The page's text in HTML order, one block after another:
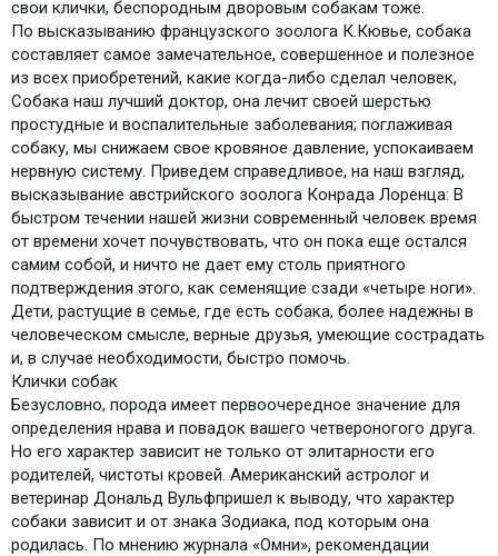
свои клички, беспородным дворовым собакам тоже.
По высказыванию французского зоолога К.Кювье, собака
составляет самое замечательное, совершенное и полезное
из всех приобретений, какие когда-либо сделал человек,
Собака наш лучший доктор, она лечит своей шерстью
простудные и воспалительные заболевания; поглаживая
собаку, мы снижаем свое кровяное давление, успокаиваем
нервную систему. Приведем справедливое, на наш взгляд,
высказывание австрийского зоолога Конрада Лоренца: В
быстром течении нашей жизни современный человек время
от времени хочет почувствовать, что он пока еще остался
самим собой, и ничто не дает ему столь приятного
подтверждения этого, как семенящие сзади «четыре ноги».
Дети, растущие в семье, где есть собака, более надежны в
человеческом смысле, верные друзья, умеющие сострадать
и, в случае необходимости, быстро помочь.
Клички собак
Безусловно, порода имеет первоочередное значение для
определения нрава и повадок вашего четвероногого друга.
Но его характер зависит не только от элитарности его
родителей, чистоты кровей. Американский астролог и
ветеринар Дональд Вульфпришел к выводу, что характер
собаки зависит и от знака Зодиака, под которым она
родилась. По мнению журнала «Омни», рекомендации